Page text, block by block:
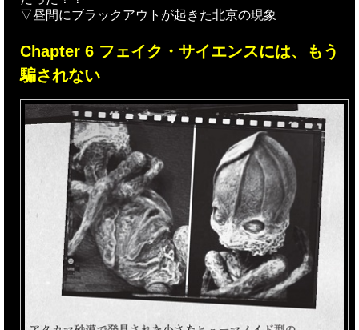
▽昼間にブラックアウトが起きた北京の現象
Chapter 6 フェイク・サイエンスには、もう
騙されない